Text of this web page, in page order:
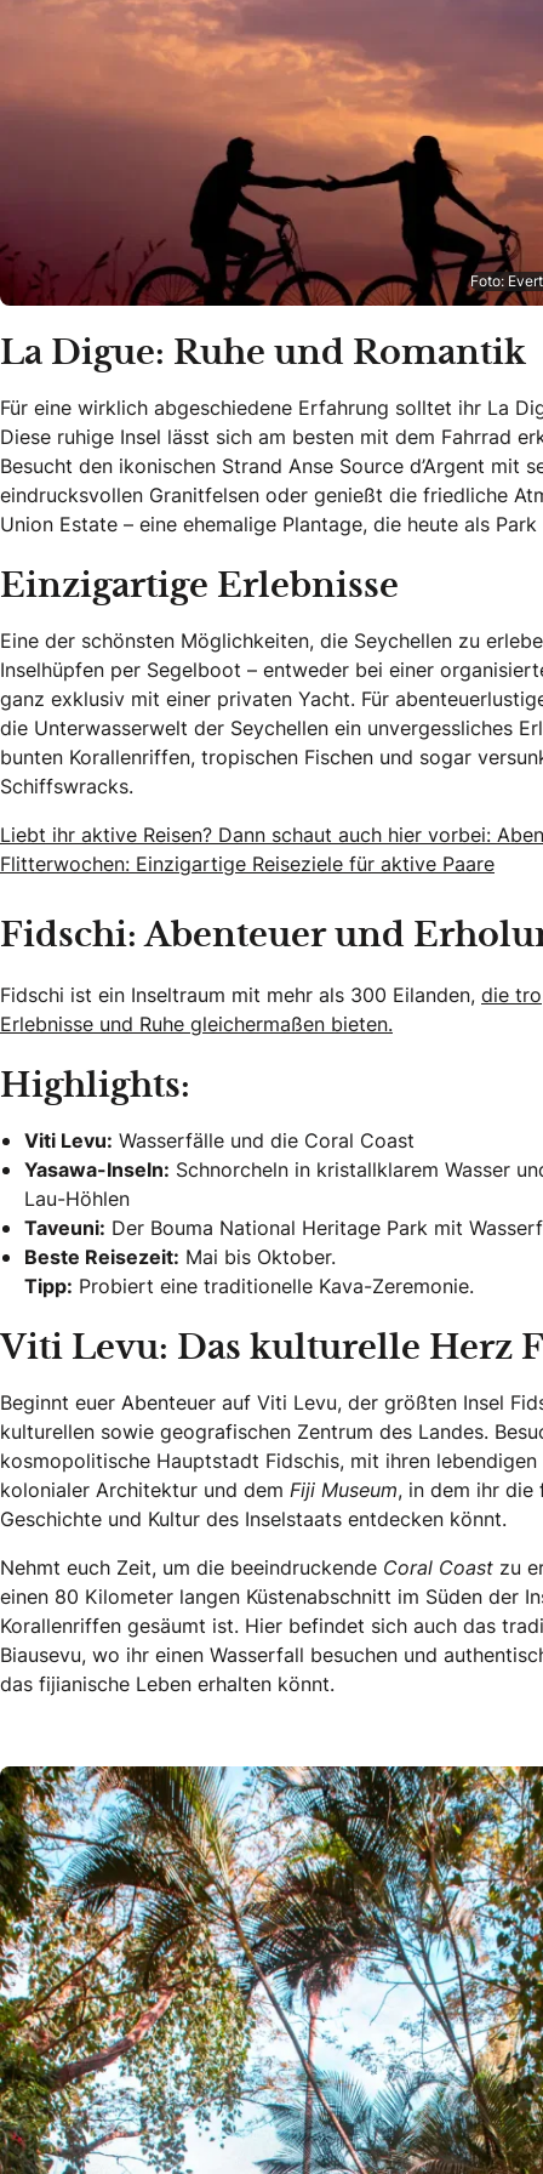
Foto:
La Digue: Ruhe und Romantik
Für eine wirklich abgeschiedene Erfahrung solltet ihr La
Diese ruhige Insel lässt sich am besten mit dem Fahrrad
Besucht den ikonischen Strand Anse Source d’Argent mit
eindrucksvollen Granitfelsen oder genießt die friedliche
Union Estate – eine ehemalige Plantage, die heute als
Einzigartige Erlebnisse
Eine der schönsten Möglichkeiten, die Seychellen zu
Inselhüpfen per Segelboot – entweder bei einer
ganz exklusiv mit einer privaten Yacht. Für
die Unterwasserwelt der Seychellen ein unvergessliches
bunten Korallenriffen, tropischen Fischen und sogar
Schiffswracks.
Liebt ihr aktive Reisen? Dann schaut auch hier vorbei:
Flitterwochen: Einzigartige Reiseziele für aktive Paare
Fidschi: Abenteuer und
Fidschi ist ein Inseltraum mit mehr als 300 Eilanden, die
Erlebnisse und Ruhe gleichermaßen bieten.
Highlights:
Viti Levu: Wasserfälle und die Coral Coast
Yasawa-Inseln: Schnorcheln in kristallklarem Wasser
Lau-Höhlen
Taveuni: Der Bouma National Heritage Park mit
Beste Reisezeit: Mai bis Oktober.
Tipp: Probiert eine traditionelle Kava-Zeremonie.
Viti Levu: Das kulturelle Herz
Beginnt euer Abenteuer auf Viti Levu, der größten Insel
kulturellen sowie geografischen Zentrum des Landes.
kosmopolitische Hauptstadt Fidschis, mit ihren lebendigen
kolonialer Architektur und dem Fiji Museum, in dem ihr die
Geschichte und Kultur des Inselstaats entdecken könnt.
Nehmt euch Zeit, um die beeindruckende Coral Coast zu
einen 80 Kilometer langen Küstenabschnitt im Süden der
Korallenriffen gesäumt ist. Hier befindet sich auch das
Biausevu, wo ihr einen Wasserfall besuchen und
das fijianische Leben erhalten könnt.